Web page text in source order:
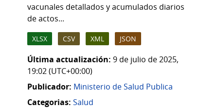
vacunales detallados y acumulados diarios
de actos...
XLSX CSV XML JSON
Última actualización: 9 de julio de 2025,
19:02 (UTC+00:00)
Publicador: Ministerio de Salud Publica
Categorias: Salud